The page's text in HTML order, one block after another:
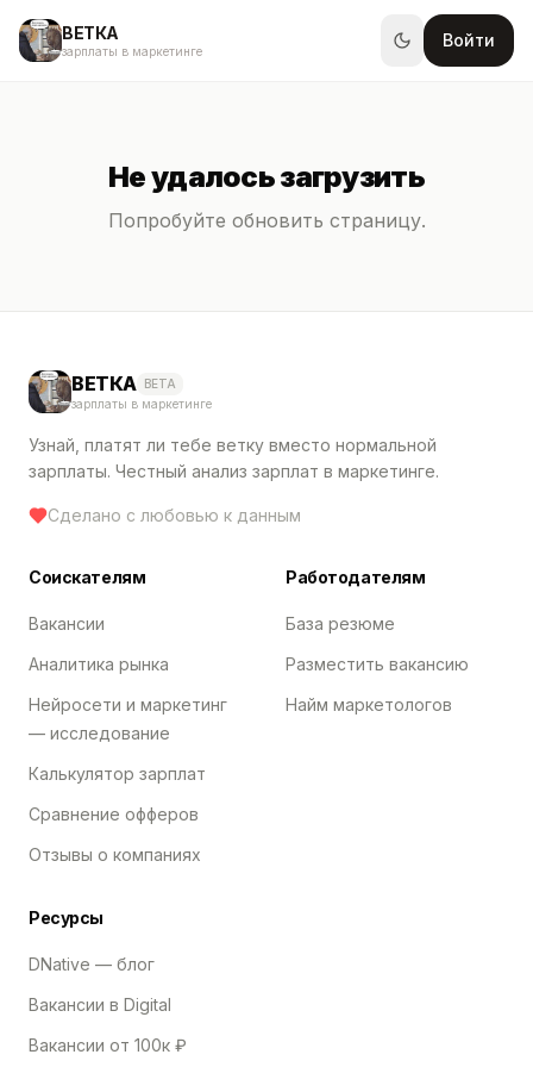
ВЕТКА
зарплаты в маркетинге
Войти
Не удалось загрузить
Попробуйте обновить страницу.
ВЕТКА BETA
зарплаты в маркетинге
Узнай, платят ли тебе ветку вместо нормальной
зарплаты. Честный анализ зарплат в маркетинге.
Сделано с любовью к данным
Соискателям
Вакансии
Аналитика рынка
Нейросети и маркетинг
— исследование
Калькулятор зарплат
Сравнение офферов
Отзывы о компаниях
Работодателям
База резюме
Разместить вакансию
Найм маркетологов
Ресурсы
DNative — блог
Вакансии в Digital
Вакансии от 100к ₽